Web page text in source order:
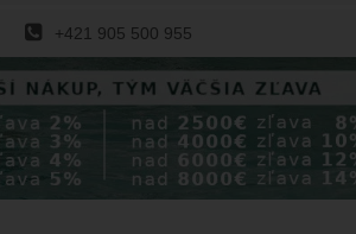
+421 905 500 955